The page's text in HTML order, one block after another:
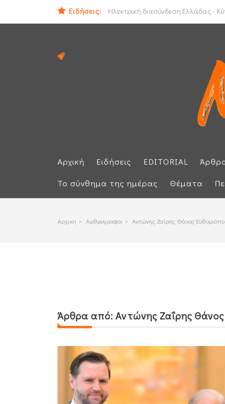
Ειδήσεις: ΕΕ: Αλληλεγγύη στην Ισπανία και
Αρχική Ειδήσεις EDITORIAL
Το σύνθημα της ημέρας
Θέματα
Αρχικη > Αρθρογραφοι > Αντώνης Ζαΐρης Θάνος
Άρθρα από:Αντώνης Ζαΐρης